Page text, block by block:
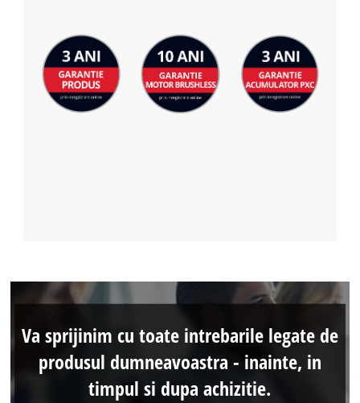
Va sprijinim cu toate intrebarile legate de
produsul dumneavoastra - inainte, in
timpul si dupa achizitie.